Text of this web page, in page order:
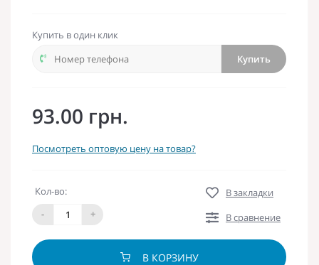
Купить в один клик
Купить
93.00 грн.
Посмотреть оптовую цену на товар?
Кол-во:
-
+
В закладки
В сравнение
В КОРЗИНУ